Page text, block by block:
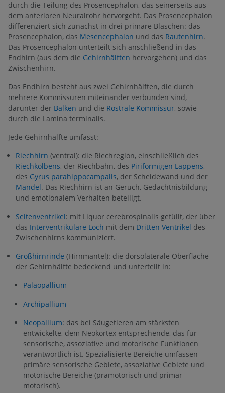
durch die Teilung des Prosencephalon, das seinerseits aus
dem anterioren Neuralrohr hervorgeht. Das Prosencephalon
differenziert sich zunächst in drei primäre Bläschen: das
Prosencephalon, das Mesencephalon und das Rautenhirn.
Das Prosencephalon unterteilt sich anschließend in das
Endhirn (aus dem die Gehirnhälften hervorgehen) und das
Zwischenhirn.
Das Endhirn besteht aus zwei Gehirnhälften, die durch
mehrere Kommissuren miteinander verbunden sind,
darunter der Balken und die Rostrale Kommissur, sowie
durch die Lamina terminalis.
Jede Gehirnhälfte umfasst:
Riechhirn (ventral): die Riechregion, einschließlich des
Riechkolbens, der Riechbahn, des Piriförmigen Lappens,
des Gyrus parahippocampalis, der Scheidewand und der
Mandel. Das Riechhirn ist an Geruch, Gedächtnisbildung
und emotionalem Verhalten beteiligt.
Seitenventrikel: mit Liquor cerebrospinalis gefüllt, der über
das Interventrikuläre Loch mit dem Dritten Ventrikel des
Zwischenhirns kommuniziert.
Großhirnrinde (Hirnmantel): die dorsolaterale Oberfläche
der Gehirnhälfte bedeckend und unterteilt in:
Paläopallium
Archipallium
Neopallium: das bei Säugetieren am stärksten
entwickelte, dem Neokortex entsprechende, das für
sensorische, assoziative und motorische Funktionen
verantwortlich ist. Spezialisierte Bereiche umfassen
primäre sensorische Gebiete, assoziative Gebiete und
motorische Bereiche (prämotorisch und primär
motorisch).